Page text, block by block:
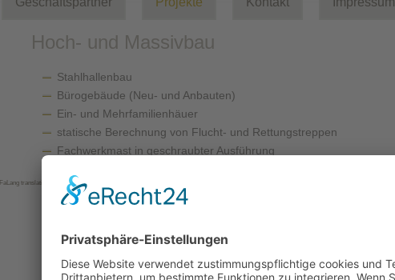
Hoch- und Massivbau
Stahlhallenbau
Bürogebäude (Neu- und Anbauten)
Ein- und Mehrfamilienhäuer
statische Berechnung von Flucht- und Rettungstreppen
Fachwerkmast in geschraubter Ausführung
FaLang translation system by Faboba